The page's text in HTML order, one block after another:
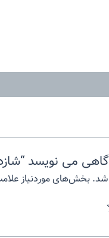
می نویسد
شد. بخش‌های موردنیاز